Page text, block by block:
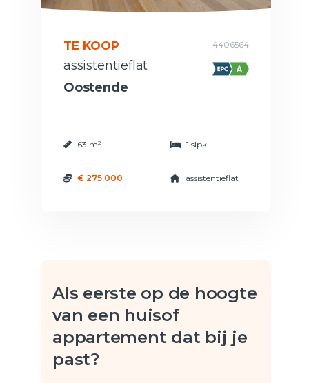
TE KOOP 4406564
assistentieflat
Oostende
63 m² 1 slpk.
€ 275.000 assistentieflat
Als eerste op de hoogte
van een huisof
appartement dat bij je
past?